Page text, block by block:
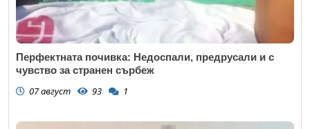
Перфектната почивка: Недоспали, предрусали и с
чувство за странен сърбеж
07 август 93 1